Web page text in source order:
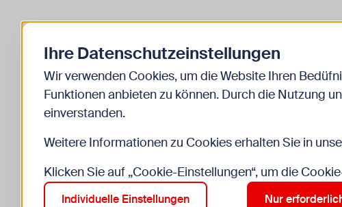
Start Kinder Veranstaltungen
Suche im Bereich “Kinder”
Suchen
Ihre Datenschutzeinstellungen
Wir verwenden Cookies, um die Website Ihren
Funktionen anbieten zu können. Durch die Nutzung
einverstanden.
Weitere Informationen zu Cookies erhalten Sie in
Klicken Sie auf „Cookie-Einstellungen“, um die
Individuelle Einstellungen Nur